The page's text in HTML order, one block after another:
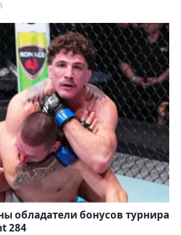
обладатели бонусов турнира
284